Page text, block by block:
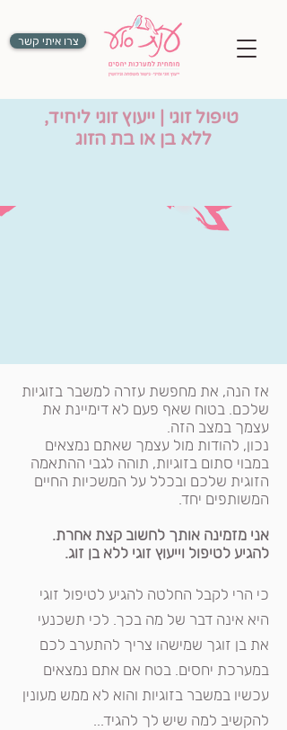
צרו איתי קשר
טיפול זוגי | ייעוץ זוגי ליחיד,
ללא בן או בת הזוג
אז הנה, את מחפשת עזרה למשבר בזוגיות
שלכם. בטוח שאף פעם לא דימיינת את
עצמך במצב הזה.
נכון, להודות מול עצמך שאתם נמצאים
במבוי סתום בזוגיות, תוהה לגבי ההתאמה
הזוגית שלכם ובכלל על המשכיות החיים
המשותפים יחד.
אני מזמינה אותך לחשוב קצת אחרת.
להגיע לטיפול וייעוץ זוגי ללא בן זוג.
כי הרי לקבל החלטה להגיע לטיפול זוגי
היא אינה דבר של מה בכך. לכי תשכנעי
את בן זוגך שמישהו צריך להתערב לכם
במערכת יחסים. בטח אם אתם נמצאים
עכשיו במשבר בזוגיות והוא לא ממש מעונין
להקשיב למה שיש לך להגיד...